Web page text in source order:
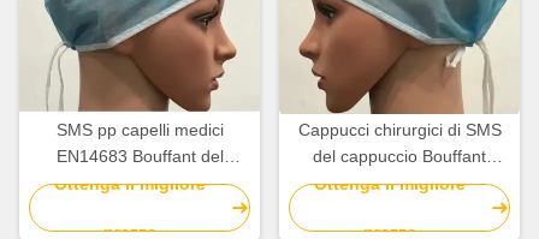
SMS pp capelli medici
EN14683 Bouffant del
cappuccio Bouffant
eliminabile di 13cm x di 64
Ottenga il migliore
prezzo
Cappucci chirurgici di SMS
del cappuccio Bouffant
eliminabile medico insipido
Ottenga il migliore
prezzo